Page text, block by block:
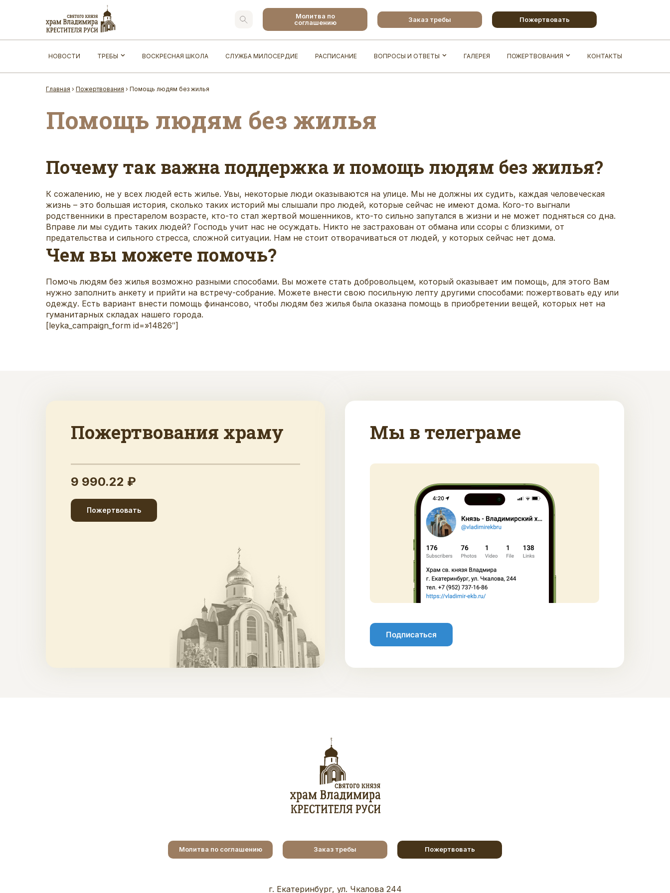
Молитва по
соглашению
Заказ требы Пожертвовать
НОВОСТИ ТРЕБЫ ВОСКРЕСНАЯ ШКОЛА СЛУЖБА МИЛОСЕРДИЕ РАСПИСАНИЕ ВОПРОСЫ И ОТВЕТЫ ГАЛЕРЕЯ ПОЖЕРТВОВАНИЯ КОНТАКТЫ
Главная › Пожертвования › Помощь людям без жилья
Помощь людям без жилья
Почему так важна поддержка и помощь людям без жилья?
К сожалению, не у всех людей есть жилье. Увы, некоторые люди оказываются на улице. Мы не должны их судить, каждая человеческая
жизнь – это большая история, сколько таких историй мы слышали про людей, которые сейчас не имеют дома. Кого-то выгнали
родственники в престарелом возрасте, кто-то стал жертвой мошенников, кто-то сильно запутался в жизни и не может подняться со дна.
Вправе ли мы судить таких людей? Господь учит нас не осуждать. Никто не застрахован от обмана или ссоры с близкими, от
предательства и сильного стресса, сложной ситуации. Нам не стоит отворачиваться от людей, у которых сейчас нет дома.
Чем вы можете помочь?
Помочь людям без жилья возможно разными способами. Вы можете стать добровольцем, который оказывает им помощь, для этого Вам
нужно заполнить анкету и прийти на встречу-собрание. Можете внести свою посильную лепту другими способами: пожертвовать еду или
одежду. Есть вариант внести помощь финансово, чтобы людям без жилья была оказана помощь в приобретении вещей, которых нет на
гуманитарных складах нашего города.
[leyka_campaign_form id=»14826″]
Пожертвования храму
9 990.22 ₽
Пожертвовать
Мы в телеграме
Подписаться
Молитва по соглашению Заказ требы Пожертвовать
г. Екатеринбург, ул. Чкалова 244